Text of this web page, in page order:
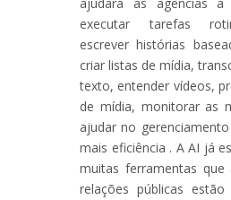
ajudará as agências
executar tarefas
escrever histórias
criar listas de mídia,
texto, entender vídeos,
de mídia, monitorar as
ajudar no
mais eficiência . A AI já
muitas ferramentas que
relações públicas